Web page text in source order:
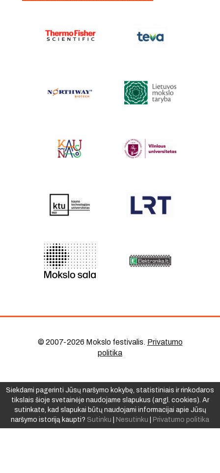
© 2007-2026 Mokslo festivalis. Privatumo
politika
Siekdami pagerinti Jūsų naršymo kokybę, statistiniais ir rinkodaros
tikslais šioje svetainėje naudojame slapukus (angl. cookies). Ar
sutinkate, kad slapukai būtų naudojami informacijai apie Jūsų
naršymo istoriją kaupti? Sutinku Nesutinku Privatumo politika